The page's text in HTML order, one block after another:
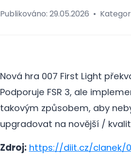
Publikováno: 29.05.2026 •
Nová hra 007 First Light
Podporuje FSR 3, ale
takovým způsobem, aby
upgradovat na novější /
Zdroj: https://diit.cz/clanek/